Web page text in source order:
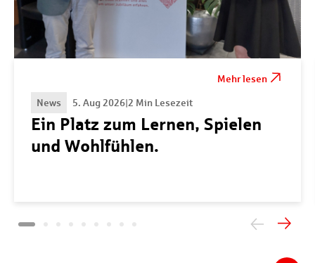
Mehr lesen
News
5. Aug 2026|2 Min Lesezeit
Ein Platz zum Lernen, Spielen
und Wohlfühlen.